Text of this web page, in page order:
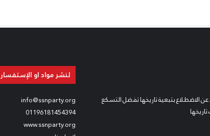
عن الاضطلاع بتبعية تاريخها تفضل التسكع
لنشر مواد او الإستفسار
info@ssnparty.org
01196181454394
www.ssnparty.org